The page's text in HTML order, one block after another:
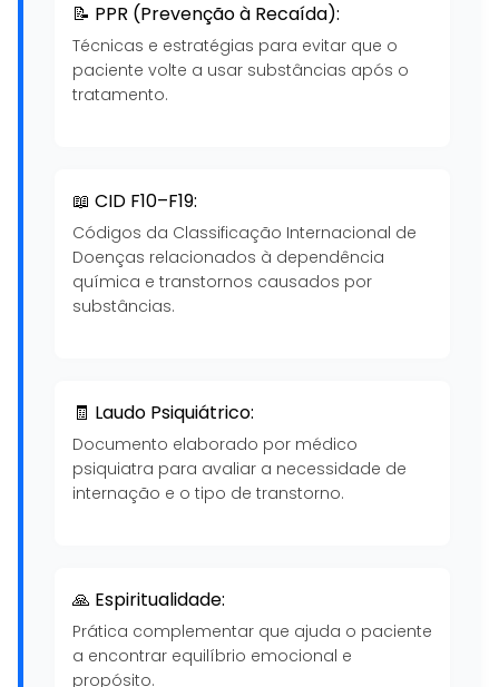
📝 PPR (Prevenção à Recaída):
Técnicas e estratégias para evitar que o
paciente volte a usar substâncias após o
tratamento.
📖 CID F10–F19:
Códigos da Classificação Internacional de
Doenças relacionados à dependência
química e transtornos causados por
substâncias.
🧾 Laudo Psiquiátrico:
Documento elaborado por médico
psiquiatra para avaliar a necessidade de
internação e o tipo de transtorno.
🙏 Espiritualidade:
Prática complementar que ajuda o paciente
a encontrar equilíbrio emocional e
propósito.